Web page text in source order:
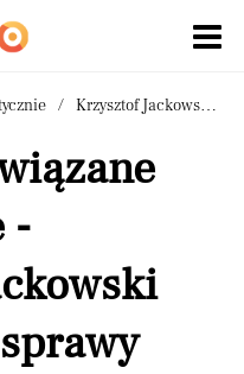
Krzysztof Jackowski rozwiązane sprawy
-